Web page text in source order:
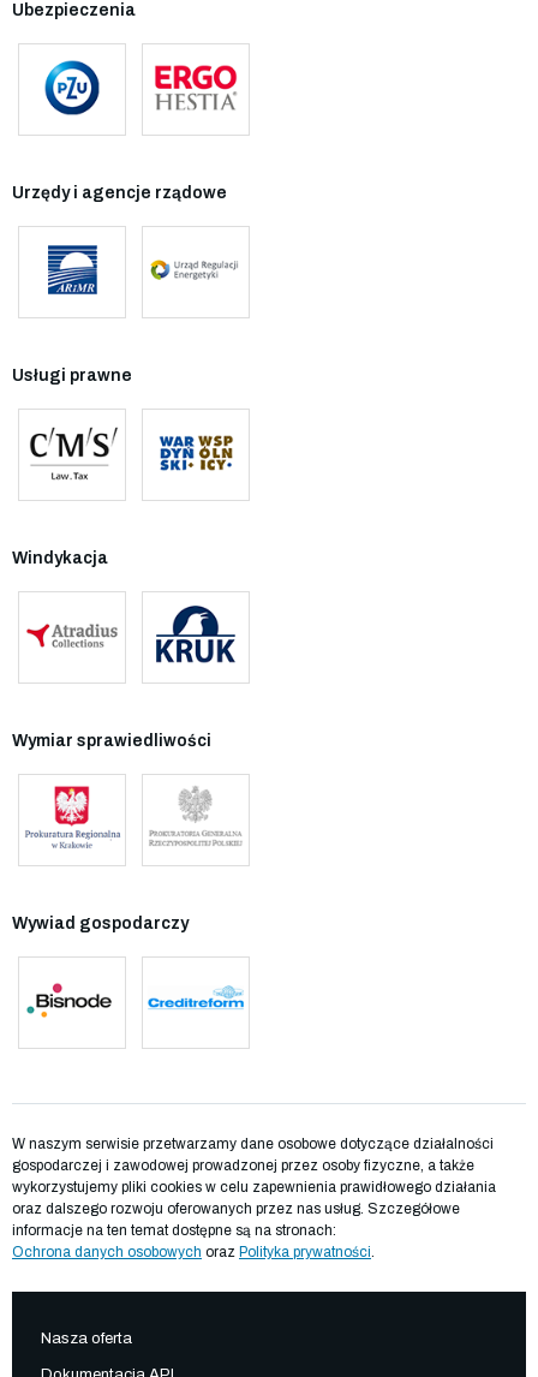
Ubezpieczenia
Urzędy i agencje rządowe
Usługi prawne
Windykacja
Wymiar sprawiedliwości
Wywiad gospodarczy
W naszym serwisie przetwarzamy dane osobowe dotyczące działalności
gospodarczej i zawodowej prowadzonej przez osoby fizyczne, a także
wykorzystujemy pliki cookies w celu zapewnienia prawidłowego działania
oraz dalszego rozwoju oferowanych przez nas usług. Szczegółowe
informacje na ten temat dostępne są na stronach:
Ochrona danych osobowych oraz Polityka prywatności.
Nasza oferta